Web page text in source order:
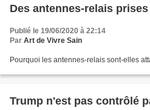
Des antennes-relais
Publié le 19/06/2020 à 22:14
Par Art de Vivre Sain
Pourquoi les antennes-relais sont-elles
Trump n'est pas contrôlé